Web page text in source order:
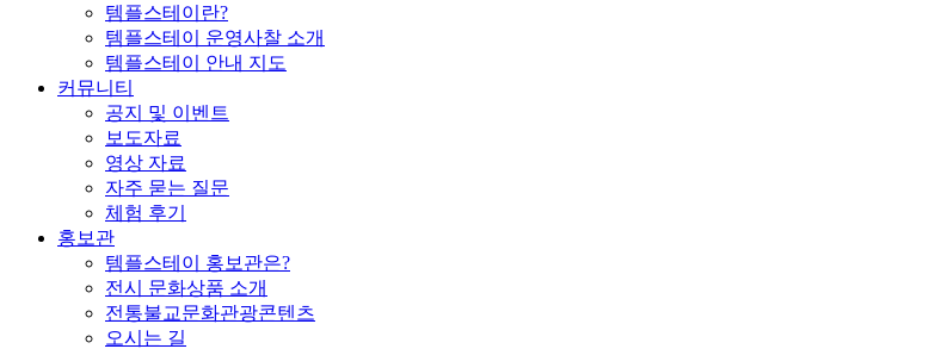
템플스테이란?
템플스테이 운영사찰 소개
템플스테이 안내 지도
커뮤니티
공지 및 이벤트
보도자료
영상 자료
자주 묻는 질문
체험 후기
홍보관
템플스테이 홍보관은?
전시 문화상품 소개
전통불교문화관광콘텐츠
오시는 길